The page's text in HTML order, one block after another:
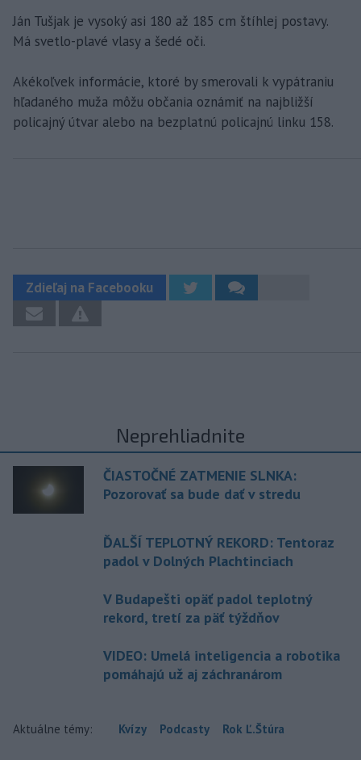
Ján Tušjak je vysoký asi 180 až 185 cm štíhlej postavy.
Má svetlo-plavé vlasy a šedé oči.
Akékoľvek informácie, ktoré by smerovali k vypátraniu
hľadaného muža môžu občania oznámiť na najbližší
policajný útvar alebo na bezplatnú policajnú linku 158.
Zdieľaj na Facebooku
Neprehliadnite
ČIASTOČNÉ ZATMENIE SLNKA:
Pozorovať sa bude dať v stredu
ĎALŠÍ TEPLOTNÝ REKORD: Tentoraz
padol v Dolných Plachtinciach
V Budapešti opäť padol teplotný
rekord, tretí za päť týždňov
VIDEO: Umelá inteligencia a robotika
pomáhajú už aj záchranárom
Aktuálne témy: Kvízy Podcasty Rok Ľ.Štúra